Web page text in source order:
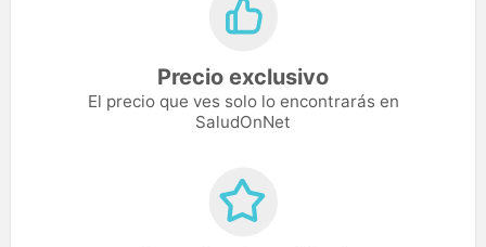
Precio exclusivo
El precio que ves solo lo encontrarás en
SaludOnNet